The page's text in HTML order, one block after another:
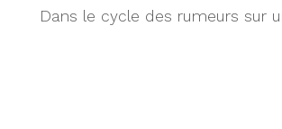
Dans le cycle des rumeurs sur